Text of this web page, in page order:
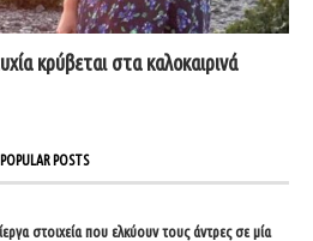
κρύβεται στα καλοκαιρινά
POPULAR POSTS
στοιχεία που ελκύουν τους άντρες σε μία